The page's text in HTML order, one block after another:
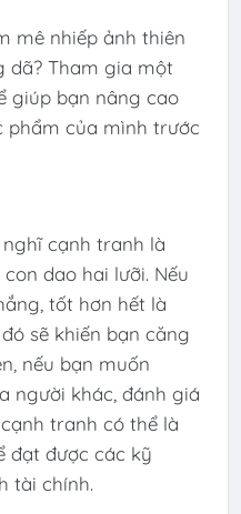
mê nhiếp ảnh thiên
dã? Tham gia một
giúp bạn nâng cao
phẩm của mình trước
cạnh tranh là
dao hai lưỡi. Nếu
tốt hơn hết là
sẽ khiến bạn căng
nếu bạn muốn
người khác, đánh giá
tranh có thể là
đạt được các kỹ
tài chính.